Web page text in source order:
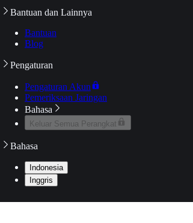
Bantuan dan Lainnya
Bantuan
Blog
Pengaturan
Pengaturan Akun
Pemeriksaan Jaringan
Bahasa
Keluar Semua Perangkat
Bahasa
Indonesia
Inggris